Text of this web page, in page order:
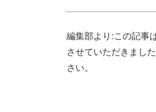
編集部より:この記事
させていただきまし
さい。